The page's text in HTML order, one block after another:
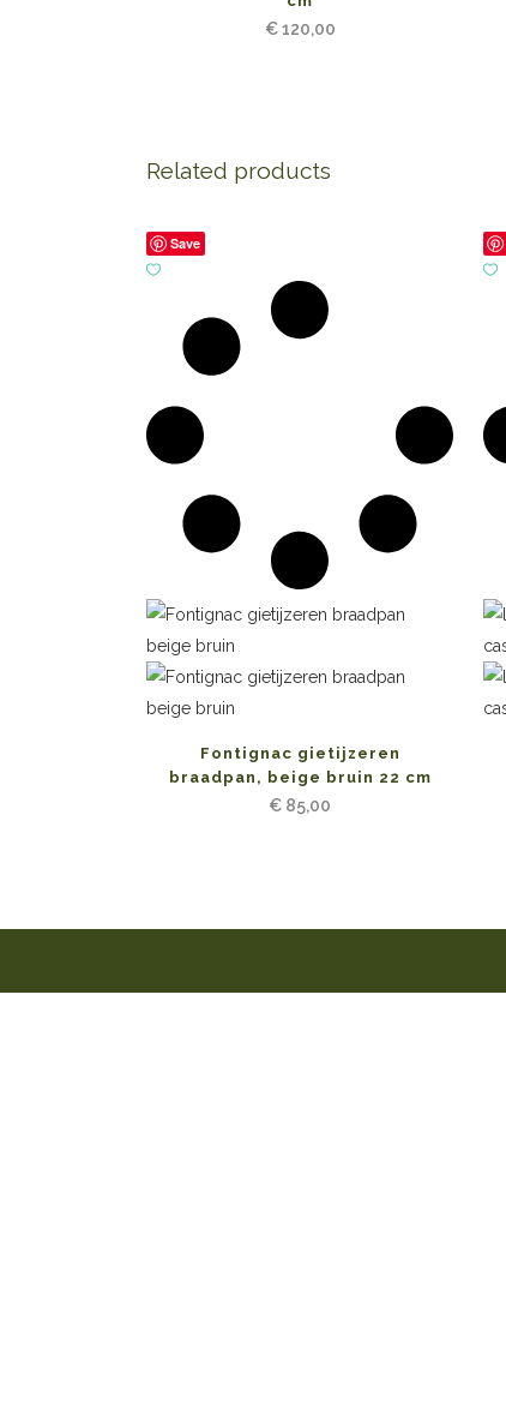
€120,00
Related products
Save
Fontignac gietijzeren
braadpan, beige bruin 22 cm
€ 85,00